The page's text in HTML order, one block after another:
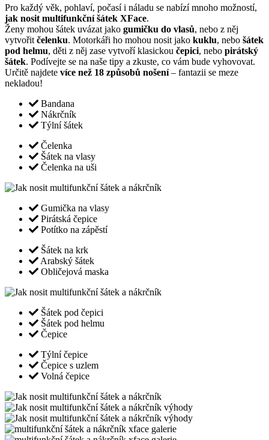
Pro každý věk, pohlaví, počasí i náladu se nabízí mnoho možností,
jak nosit multifunkční šátek XFace.
Ženy mohou šátek uvázat jako gumičku do vlasů, nebo z něj
vytvořit čelenku. Motorkáři ho mohou nosit jako kuklu, nebo šátek
pod helmu, děti z něj zase vytvoří klasickou čepici, nebo pirátský
šátek. Podívejte se na naše tipy a zkuste, co vám bude vyhovovat.
Určitě najdete více než 18 způsobů nošení– fantazii se meze
nekladou!
Bandana
Nákrčník
Týlní šátek
Čelenka
Šátek na vlasy
Čelenka na uši
Gumička na vlasy
Pirátská čepice
Potítko na zápěstí
Šátek na krk
Arabský šátek
Obličejová maska
Šátek pod čepici
Šátek pod helmu
Čepice
Týlní čepice
Čepice s uzlem
Volná čepice